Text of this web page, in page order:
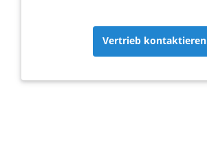
Vertrieb kontaktieren